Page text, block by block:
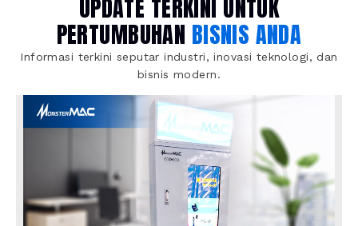
UPDATE TERKINI UNTUK
PERTUMBUHAN BISNIS ANDA
Informasi terkini seputar industri, inovasi teknologi, dan
bisnis modern.